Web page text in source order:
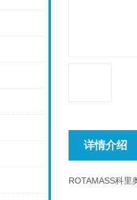
详情介绍
ROTAMASS科里